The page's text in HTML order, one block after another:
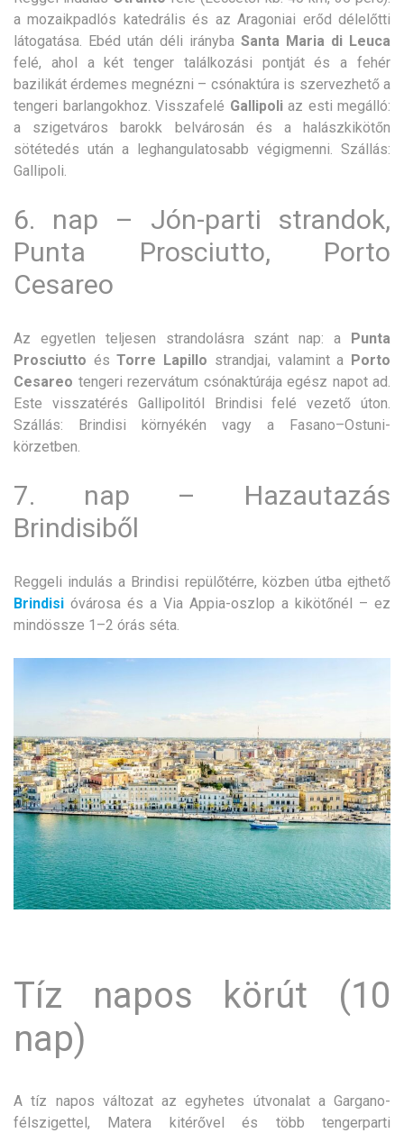
a mozaikpadlós katedrális és az Aragoniai erőd délelőtti
látogatása. Ebéd után déli irányba Santa Maria di Leuca
felé, ahol a két tenger találkozási pontját és a fehér
bazilikát érdemes megnézni – csónaktúra is szervezhető a
tengeri barlangokhoz. Visszafelé Gallipoliaz esti megálló:
a szigetváros barokk belvárosán és a halászkikötőn
sötétedés után a leghangulatosabb végigmenni. Szállás:
Gallipoli.
6. nap – Jón-parti strandok,
Punta Prosciutto, Porto
Cesareo
Az egyetlen teljesen strandolásra szánt nap: a
Punta
Prosciutto ésTorre Lapillo strandjai, valamint a Porto
Cesareo tengeri rezervátum csónaktúrája egész napot ad.
Este visszatérés Gallipolitól Brindisi felé vezető úton.
Szállás: Brindisi környékén vagy a Fasano–Ostuni-
körzetben.
7. nap – Hazautazás
Brindisiből
Reggeli indulás a Brindisi repülőtérre, közben útba ejthető
Brindisi óvárosa és a Via Appia-oszlop a kikötőnél – ez
mindössze 1–2 órás séta.
Tíz napos körút (10
nap)
A tíz napos változat az egyhetes útvonalat a Gargano-
félszigettel, Matera kitérővel és több tengerparti